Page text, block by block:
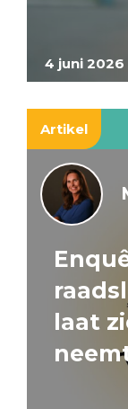
4 juni 2026
Artikel
laat